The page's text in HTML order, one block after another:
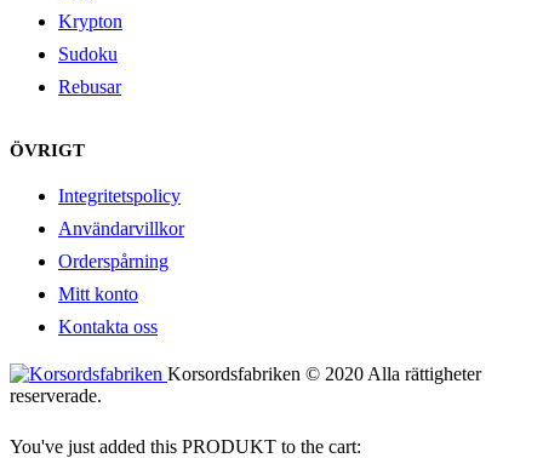
Krypton
Sudoku
Rebusar
ÖVRIGT
Integritetspolicy
Användarvillkor
Orderspårning
Mitt konto
Kontakta oss
Korsordsfabriken © 2020 Alla rättigheter
reserverade.
You've just added this PRODUKT to the cart: